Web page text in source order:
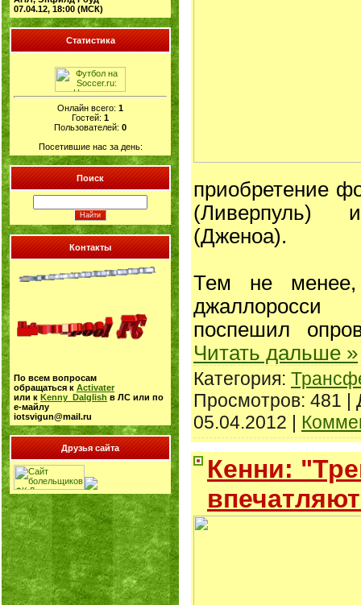
07.04.12, 18:00 (МСК)
Статистика
Онлайн всего: 1
Гостей: 1
Пользователей: 0
Посетившие нас за день:
Поиск
Контакты
По всем вопросам
обращаться к Activater
или к Kenny_Dalglish в ЛС или по
е-майлу
iotsvigun@mail.ru
Друзья сайта
приобретение
(Ливерпуль)
(Дженоа).
Тем не менее,
поспешил
Читать дальше »
Категория:
Просмотров: 481 |
05.04.2012 |
Кенни: